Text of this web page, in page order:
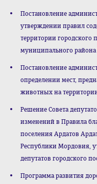
Постановление
утверждении правил
территории городского
муниципального
Постановление
определении мест,
животных на
Решение Совета
изменений в Правила
поселения Ардатов
Республики Мордовия,
депутатов городского
Программа развития